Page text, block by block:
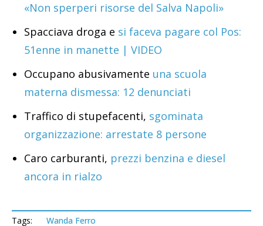
«Non sperperi risorse del Salva Napoli»
Spacciava droga e si faceva pagare col Pos:
51enne in manette | VIDEO
Occupano abusivamente una scuola
materna dismessa: 12 denunciati
Traffico di stupefacenti, sgominata
organizzazione: arrestate 8 persone
Caro carburanti, prezzi benzina e diesel
ancora in rialzo
Tags: Wanda Ferro